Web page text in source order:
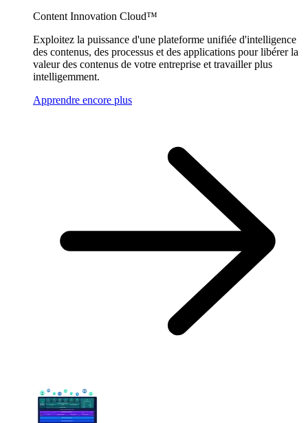
Content Innovation Cloud™
Exploitez la puissance d'une plateforme unifiée d'intelligence
des contenus, des processus et des applications pour libérer la
valeur des contenus de votre entreprise et travailler plus
intelligemment.
Apprendre encore plus